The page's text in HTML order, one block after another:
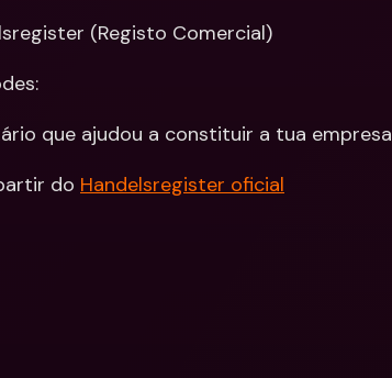
(Registo Comercial)
que ajudou a constituir a tua empresa
do Handelsregister oficial